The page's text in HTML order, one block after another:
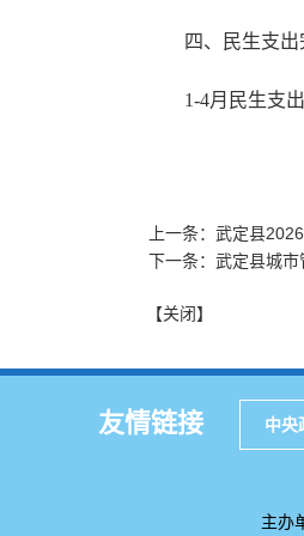
四、民生支
1-4月民生支
上一条：武定县
下一条：武定县城
【关闭】
友情链接 中央
主办